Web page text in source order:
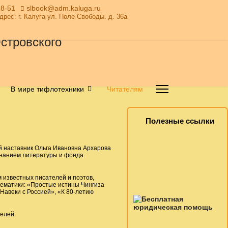
51 slbook@adm.kaluga.ru
г. Калуга ул. Поле Свободы. д. 36а
В мире тифлотехники Читателям
Ольга Ивановна Архарова
литературы и фонда
писателей и поэтов,
«Простые истины Чингиза
с Россией», «К 80-летию
Полезные ссылки